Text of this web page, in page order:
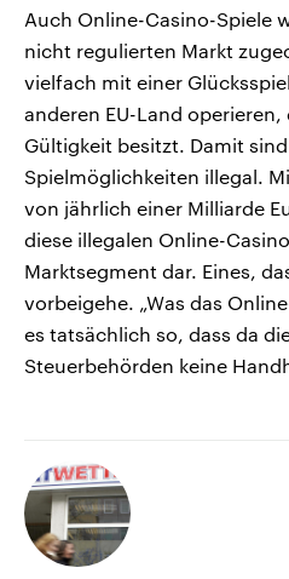
Auch Online-Casino-Spiele
nicht regulierten Markt
vielfach mit einer
anderen EU-Land
Gültigkeit besitzt. Damit
Spielmöglichkeiten illegal.
von jährlich einer Milliarde
diese illegalen Online-
Marktsegment dar. Eines,
vorbeigehe. „Was das
es tatsächlich so, dass da
Steuerbehörden keine